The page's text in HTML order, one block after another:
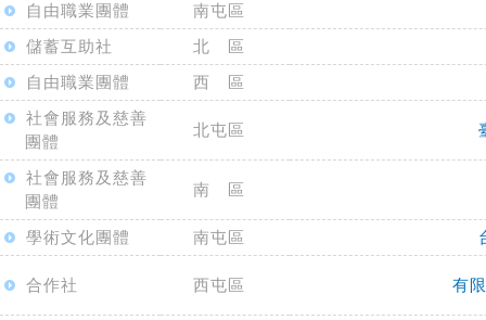
自由職業團體
南屯區
儲蓄互助社
北 區
自由職業團體
西 區
社會服務及慈善
團體
北屯區
社會服務及慈善
團體
南 區
學術文化團體 南屯區
合作社 西屯區 有